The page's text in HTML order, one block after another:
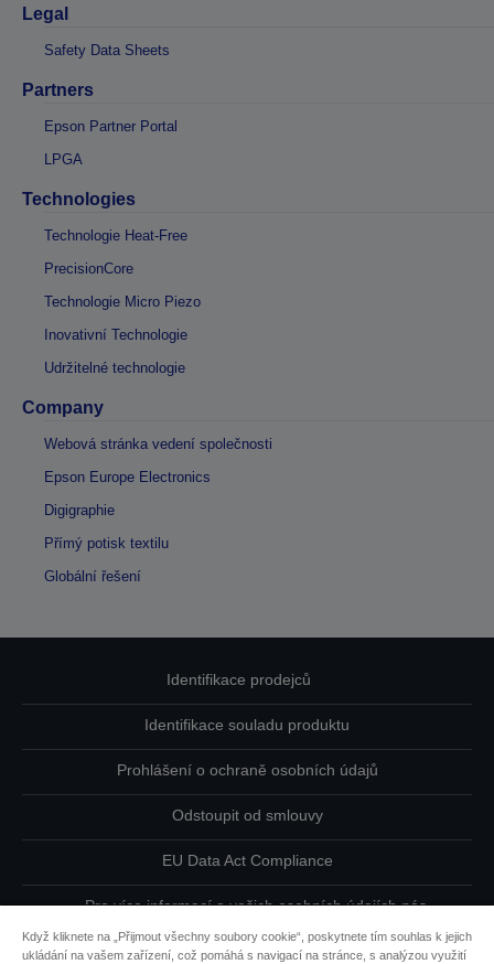
Legal
Safety Data Sheets
Partners
Epson Partner Portal
LPGA
Technologies
Technologie Heat-Free
PrecisionCore
Technologie Micro Piezo
Inovativní Technologie
Udržitelné technologie
Company
Webová stránka vedení společnosti
Epson Europe Electronics
Digigraphie
Přímý potisk textilu
Globální řešení
Identifikace prodejců
Identifikace souladu produktu
Prohlášení o ochraně osobních údajů
Odstoupit od smlouvy
EU Data Act Compliance
Pro více informací o vašich osobních údajích nás
Když kliknete na „Přijmout všechny soubory cookie“, poskytnete tím souhlas k jejich
ukládání na vašem zařízení, což pomáhá s navigací na stránce, s analýzou využití